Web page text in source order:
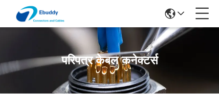
परिपत्र केबल कनेक्टर्स